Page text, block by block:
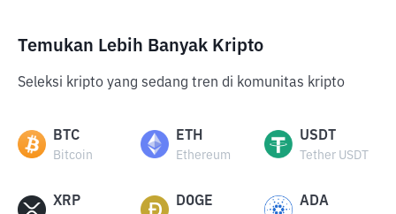
Temukan Lebih Banyak Kripto
Seleksi kripto yang sedang tren di komunitas kripto
BTC
Bitcoin
ETH
Ethereum
USDT
Tether USDT
XRP DOGE ADA